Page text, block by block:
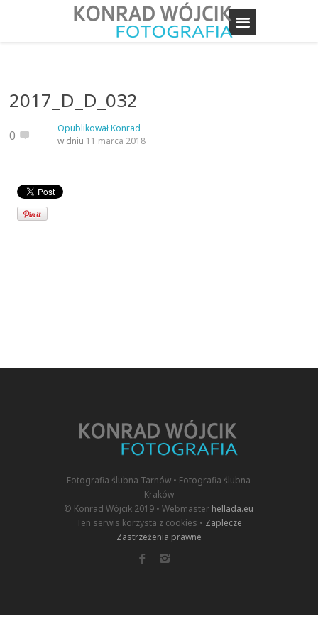
2017_D_D_032
0 OpublikowałKonrad
w dniu 11 marca 2018
Fotografia ślubna Tarnów • Fotografia ślubna
Kraków
© Konrad Wójcik 2019 • Webmaster hellada.eu
Ten serwis korzysta z cookies • Zaplecze
Zastrzeżenia prawne